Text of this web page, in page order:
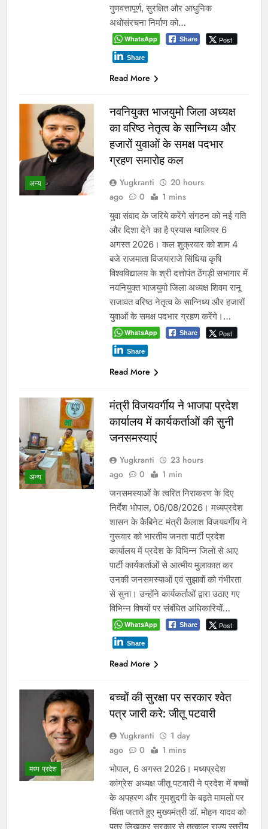
गुणवत्तापूर्ण, सुरक्षित और आधुनिक
अधोसंरचना निर्माण को…
WhatsApp Share Post
Share
Read More
अन्य
नवनियुक्त भाजयुमो जिला अध्यक्ष
का वरिष्ठ नेतृत्व के सान्निध्य और
हजारों युवाओं के समक्ष पदभार
ग्रहण समारोह कल
Yugkranti
20 hours
ago
0 1 mins
युवा संवाद के जरिये करेंगे संगठन को नई गति
और दिशा देने का है प्रयास ग्वालियर 6
अगस्त 2026। कल शुक्रवार को शाम 4
बजे राजमाता विजयाराजे सिंधिया कृषि
विश्वविद्यालय के श्री दत्तोपंत ठेंगड़ी सभागार में
नवनियुक्त भाजयुमो जिला अध्यक्ष शिवम रानू
राजावत वरिष्ठ नेतृत्व के सान्निध्य और हजारों
युवाओं के समक्ष पदभार ग्रहण करेंगे।…
WhatsApp Share Post
Share
Read More
अन्य
मंत्री विजयवर्गीय ने भाजपा प्रदेश
कार्यालय में कार्यकर्ताओं की सुनी
जनसमस्याएं
Yugkranti
23 hours
ago
0 1 min
जनसमस्याओं के त्वरित निराकरण के दिए
निर्देश भोपाल, 06/08/2026। मध्यप्रदेश
शासन के कैबिनेट मंत्री कैलाश विजयवर्गीय ने
गुरूवार को भारतीय जनता पार्टी प्रदेश
कार्यालय में प्रदेश के विभिन्न जिलों से आए
पार्टी कार्यकर्ताओं से आत्मीय मुलाकात कर
उनकी जनसमस्याओं एवं सुझावों को गंभीरता
से सुना। उन्होंने कार्यकर्ताओं द्वारा उठाए गए
विभिन्न विषयों पर संबंधित अधिकारियों…
WhatsApp Share Post
Share
Read More
मध्य प्रदेश
बच्चों की सुरक्षा पर सरकार श्वेत
पत्र जारी करे: जीतू पटवारी
Yugkranti
1 day
ago
0 1 mins
भोपाल, 6 अगस्त 2026। मध्यप्रदेश
कांग्रेस अध्यक्ष जीतू पटवारी ने प्रदेश में बच्चों
के अपहरण और गुमशुदगी के बढ़ते मामलों पर
चिंता जताते हुए मुख्यमंत्री डॉ. मोहन यादव को
पत्र लिखकर सरकार से तत्काल राज्य स्तरीय